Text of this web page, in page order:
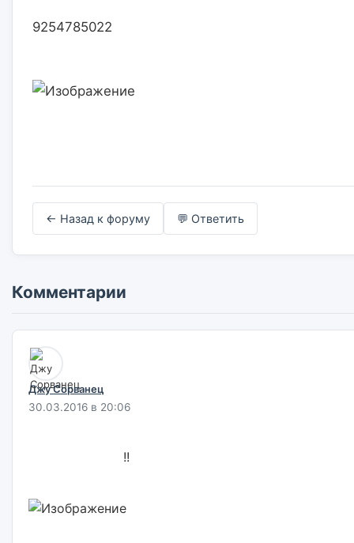
9254785022
← Назад к форуму 💬 Ответить
Комментарии
Джу Сорванец
30.03.2016 в 20:06